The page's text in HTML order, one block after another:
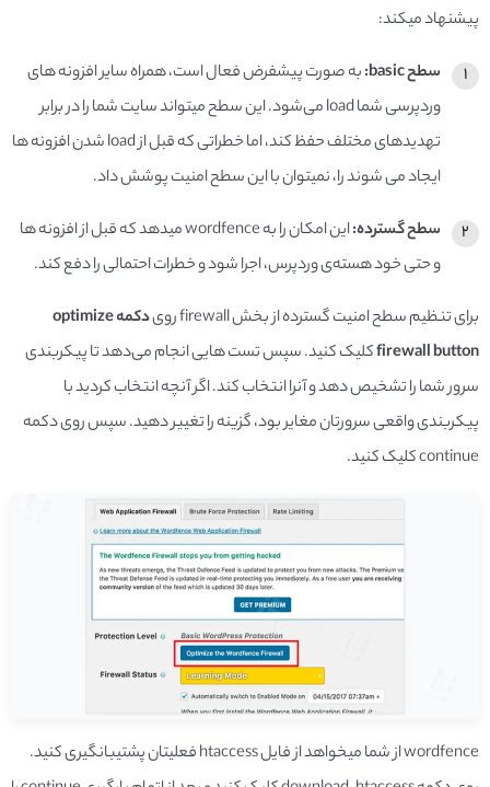
پیشنهاد می­کند:
سطح basic:
به صورت پیش­فرض فعال است، همراه سایر افزونه ­های
وردپرسی شما load می‌شود. این سطح می­تواند سایت شما را در برابر
تهدیدهای مختلف حفظ کند، اما خطراتی که قبل از load شدن افزونه­ ها
ایجاد می­ شوند را، نمی­توان با این سطح امنیت پوشش داد.
سطح گسترده:
این امکان را به wordfence می­دهد که قبل از افزونه­ ها
و حتی خود هسته­‌ی وردپرس، اجرا شود و خطرات احتمالی را دفع کند.
برای تنظیم سطح امنیت گسترده از بخش firewall روی
دکمه optimize
firewall buttonکلیک کنید. سپس تست­ هایی انجام می‌دهد تا پیکربندی
سرور شما را تشخیص دهد و آن­را انتخاب کند. اگر آنچه انتخاب کردید با
پیکربندی واقعی سرورتان مغایر بود، گزینه را تغییر دهید. سپس روی دکمه
continue کلیک کنید.
wordfence از شما می­خواهد از فایل htaccess فعلی­تان پشتیبان­گیری کنید.